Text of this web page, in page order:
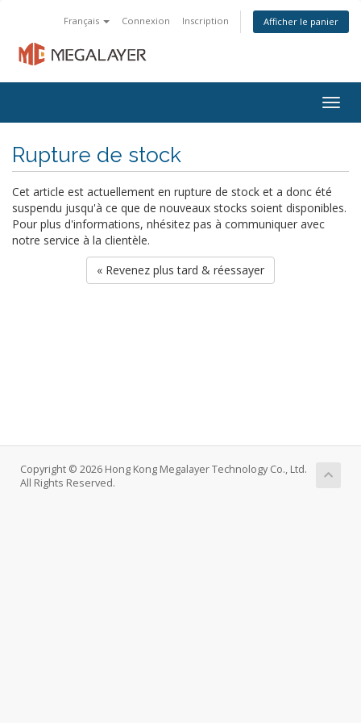
Français Connexion Inscription Afficher le panier
Rupture de stock
Cet article est actuellement en rupture de stock et a donc été
suspendu jusqu'à ce que de nouveaux stocks soient disponibles.
Pour plus d'informations, nhésitez pas à communiquer avec
notre service à la clientèle.
« Revenez plus tard & réessayer
Copyright © 2026 Hong Kong Megalayer Technology Co., Ltd.
All Rights Reserved.